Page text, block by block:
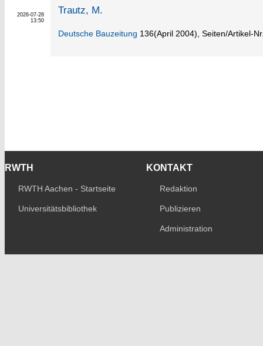
2026-07-28
13:50
Trautz, M.
Deutsche Bauzeitung 136(April 2004) Seiten/Artikel-
RWTH
RWTH Aachen - Startseite
Universitätsbibliothek
KONTAKT
Redaktion
Publizieren
Administration